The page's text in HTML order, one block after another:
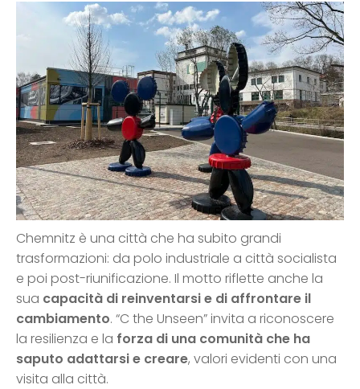
Chemnitz è una città che ha subito grandi
trasformazioni: da polo industriale a città socialista
e poi post-riunificazione. Il motto riflette anche la
sua capacità di reinventarsi e di affrontare il
cambiamento. “C the Unseen” invita a riconoscere
la resilienza e la forza di una comunità che ha
saputo adattarsi e creare, valori evidenti con una
visita alla città.